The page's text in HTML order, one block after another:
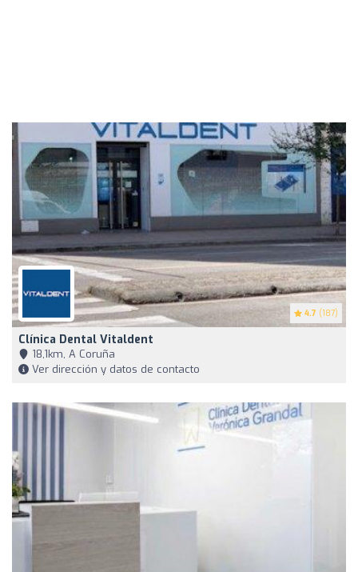
4.7 (187)
Clínica Dental Vitaldent
18,1km, A Coruña
Ver dirección y datos de contacto